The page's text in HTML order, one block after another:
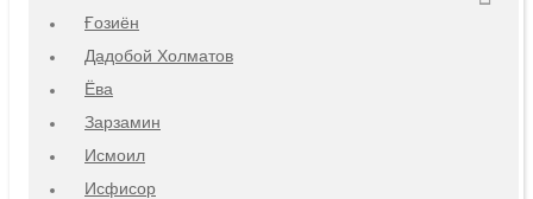
Ғозиён
Дадобой Холматов
Ёва
Зарзамин
Исмоил
Исфисор